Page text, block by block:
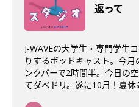
返って
J-WAVEの大学生・専門学生
りするポッドキャスト。今
ンクバーで2時間半。今日の
てダべドリ。遂に10月！夏休